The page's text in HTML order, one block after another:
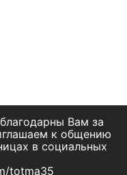
Вам за
к общению
в социальных
totma35